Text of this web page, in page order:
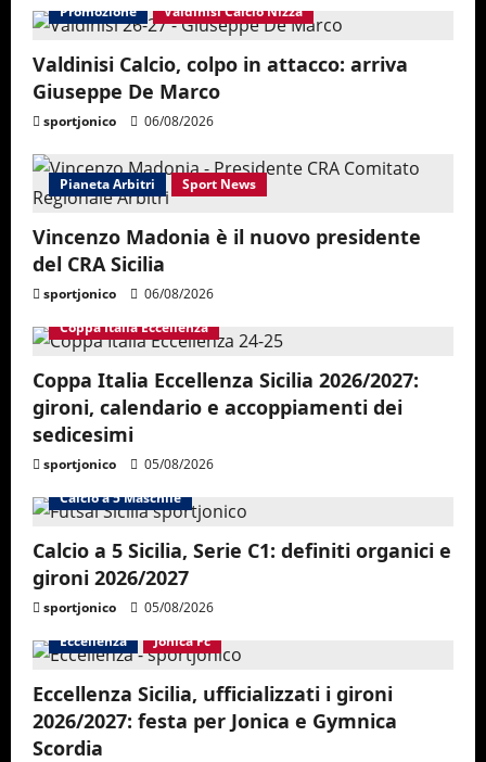
Promozione
Valdinisi Calcio Nizza
Valdinisi Calcio, colpo in attacco: arriva
Giuseppe De Marco
sportjonico 06/08/2026
Pianeta Arbitri Sport News
Vincenzo Madonia è il nuovo presidente
del CRA Sicilia
sportjonico
06/08/2026
Coppa Italia Eccellenza
Coppa Italia Eccellenza Sicilia 2026/2027:
gironi, calendario e accoppiamenti dei
sedicesimi
sportjonico
05/08/2026
Calcio a 5 Maschile
Calcio a 5 Sicilia, Serie C1: definiti organici e
gironi 2026/2027
sportjonico
05/08/2026
Eccellenza
Jonica Fc
Eccellenza Sicilia, ufficializzati i gironi
2026/2027: festa per Jonica e Gymnica
Scordia